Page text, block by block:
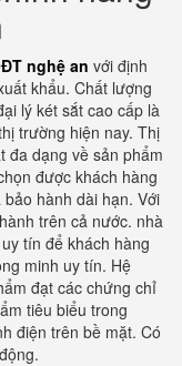
nghệ an với định
khẩu. Chất lượng
lý két sắt cao cấp là
trường hiện nay. Thị
đa dạng về sản phẩm
được khách hàng
hành dài hạn. Với
trên cả nước. nhà
tín để khách hàng
minh uy tín. Hệ
đạt các chứng chỉ
tiêu biểu trong
điện trên bề mặt. Có